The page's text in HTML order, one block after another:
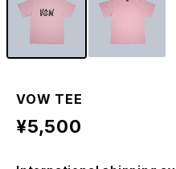
VOW TEE
¥5,500